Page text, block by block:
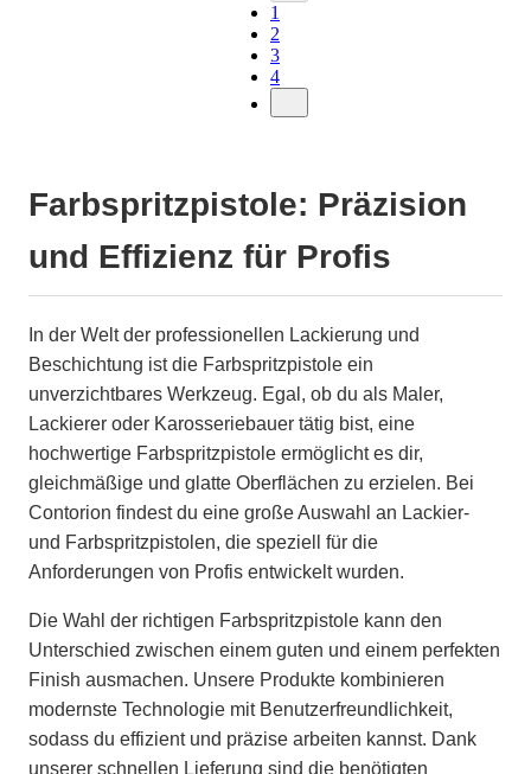
1
2
3
4
Farbspritzpistole: Präzision
und Effizienz für Profis
In der Welt der professionellen Lackierung und
Beschichtung ist die Farbspritzpistole ein
unverzichtbares Werkzeug. Egal, ob du als Maler,
Lackierer oder Karosseriebauer tätig bist, eine
hochwertige Farbspritzpistole ermöglicht es dir,
gleichmäßige und glatte Oberflächen zu erzielen. Bei
Contorion findest du eine große Auswahl an Lackier-
und Farbspritzpistolen, die speziell für die
Anforderungen von Profis entwickelt wurden.
Die Wahl der richtigen Farbspritzpistole kann den
Unterschied zwischen einem guten und einem perfekten
Finish ausmachen. Unsere Produkte kombinieren
modernste Technologie mit Benutzerfreundlichkeit,
sodass du effizient und präzise arbeiten kannst. Dank
unserer schnellen Lieferung sind die benötigten